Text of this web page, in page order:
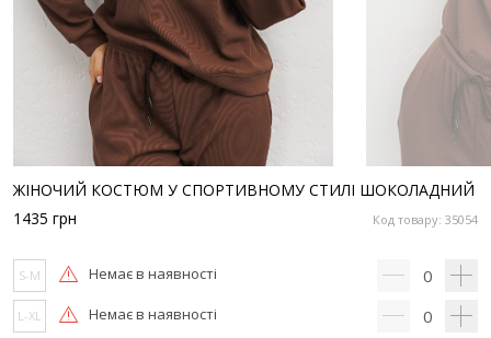
ЖІНОЧИЙ КОСТЮМ У СПОРТИВНОМУ СТИЛІ ШОКОЛАДНИЙ
Код товару: 35054
1435 грн
S-M Немає в наявності 0
L-XL Немає в наявності 0